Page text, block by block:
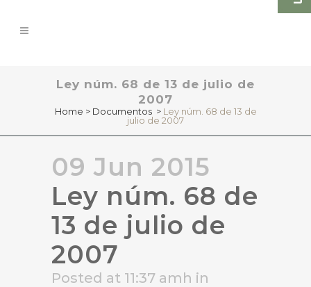
Ley núm. 68 de 13 de julio de
2007
Home > Documentos > Ley núm. 68 de 13 de
julio de 2007
09 Jun 2015
Ley núm. 68 de
13 de julio de
2007
Posted at 11:37 amh in